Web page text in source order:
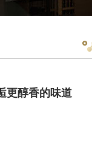
更醇香的味道